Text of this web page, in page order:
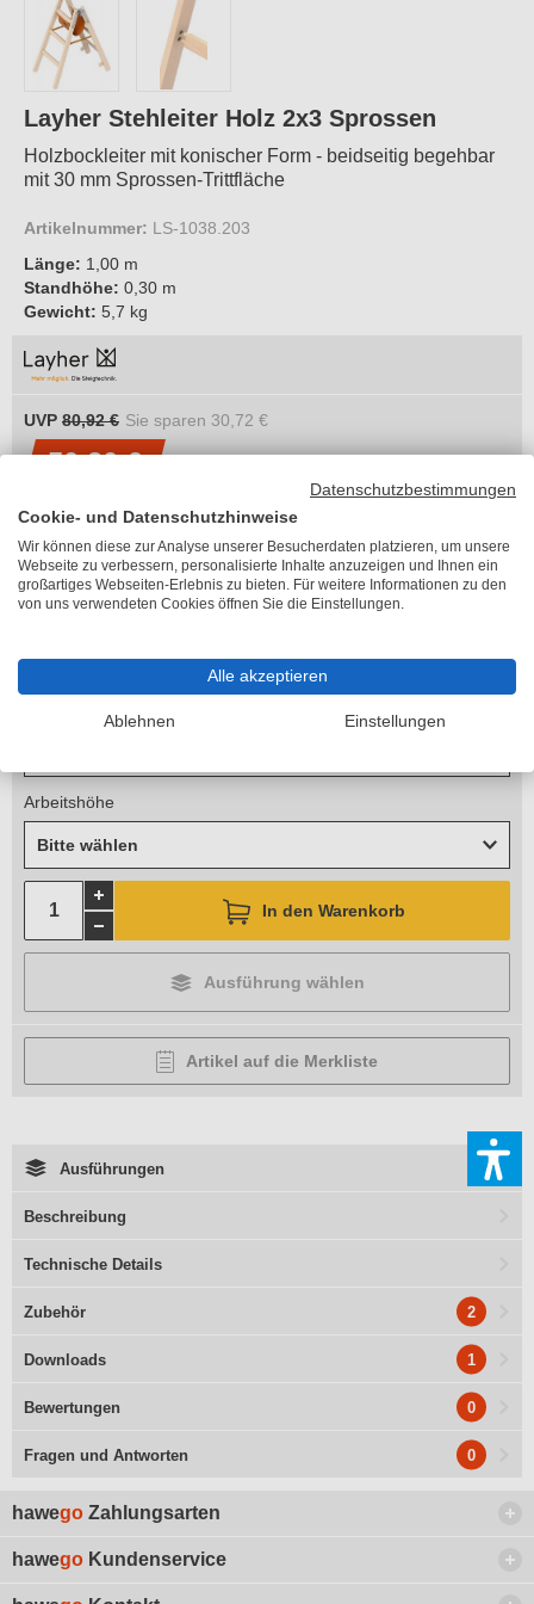
Layher Stehleiter Holz 2x3 Sprossen
Holzbockleiter mit konischer Form - beidseitig begehbar
mit 30 mm Sprossen-Trittfläche
Artikelnummer: LS-1038.203
Länge: 1,00 m
Standhöhe: 0,30 m
Gewicht: 5,7 kg
UVP 80,92 € Sie sparen 30,72 €
50,20 €
kostenloseAbholungoder
zzgl. 10,12 €Versandkosten
Lieferzeit 2-5 Arbeitstage
Bitte wählen
Arbeitshöhe
Bitte wählen
In den Warenkorb
Ausführung wählen
Artikel auf die Merkliste
Ausführungen
Beschreibung
Technische Details
Zubehör 2
Downloads 1
Bewertungen 0
Fragen und Antworten 0
hawego Zahlungsarten
hawego Kundenservice
Datenschutzbestimmungen
Cookie- und Datenschutzhinweise
Wir können diese zur Analyse unserer Besucherdaten platzieren, um unsere
Webseite zu verbessern, personalisierte Inhalte anzuzeigen und Ihnen ein
großartiges Webseiten-Erlebnis zu bieten. Für weitere Informationen zu den
von uns verwendeten Cookies öffnen Sie die Einstellungen.
Alle akzeptieren
Ablehnen Einstellungen